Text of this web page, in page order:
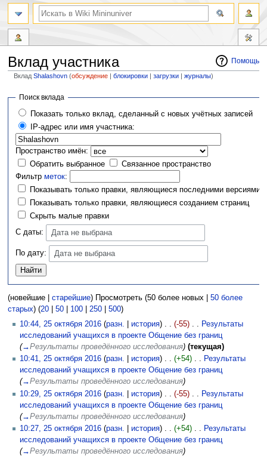
Помощь
Вклад участника
ВкладShalashovn (обсуждение |блокировки |загрузки |журналы)
Перейти
навигации
Перейти
поиску
Поиск вклада
Показать только вклад, сделанный с новых учётных записей
IP-адрес или имя участника:
Пространство имён:
Обратить выбранное
Связанное пространство
Фильтрметок:
Показывать только правки, являющиеся последними версиями
Показывать только правки, являющиеся созданием страниц
Скрыть малые правки
С даты:
Дата не выбрана
По дату: Дата не выбрана
(новейшие | старейшие) Просмотреть (50 более новых | 50 более
старых) (20| 50| 100| 250| 500)
10:44, 25 октября 2016 (разн. история) (-55)
Результаты
исследований учащихся в проекте Общение без границ‎
(→Результаты проведённого исследования) (текущая)
10:41, 25 октября 2016 (разн. история) (+54)
Результаты
исследований учащихся в проекте Общение без границ‎
(→Результаты проведённого исследования)
10:29, 25 октября 2016 (разн. история) (-55)
Результаты
исследований учащихся в проекте Общение без границ
(→Результаты проведённого исследования)
10:27, 25 октября 2016 (разн. история) (+54)
Результаты
исследований учащихся в проекте Общение без границ
(→Результаты проведённого исследования)